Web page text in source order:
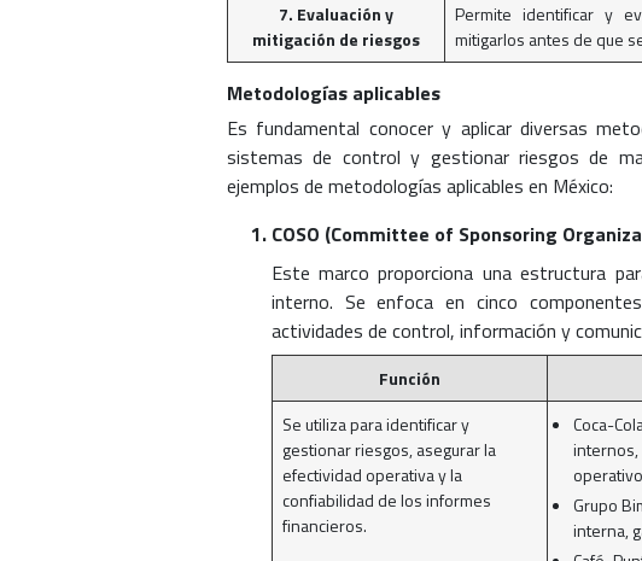
7. Evaluación y
mitigación de riesgos
Permite identificar y
mitigarlos antes de que
Metodologías aplicables
Es fundamental conocer y aplicar diversas
sistemas de control y gestionar riesgos de
ejemplos de metodologías aplicables en México:
COSO (Committee of Sponsoring
Este marco proporciona una estructura
interno. Se enfoca en cinco
actividades de control, información y
Función
Se utiliza para identificar y
gestionar riesgos, asegurar la
efectividad operativa y la
confiabilidad de los informes
financieros.
Coca-
Grupo
interna,